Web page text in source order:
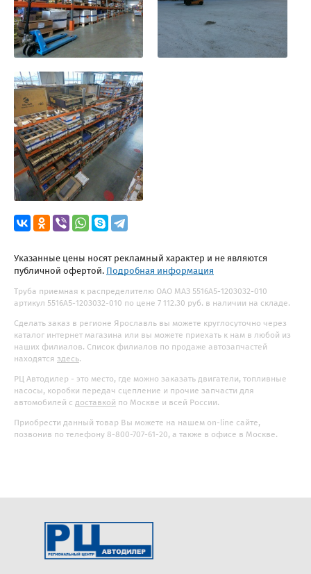
Указанные цены носят рекламный характер и не являются
публичной офертой. Подробная информация
Труба приемная к распределителю ОАО МАЗ 5516А5-1203032-010
артикул 5516А5-1203032-010 по цене 7 112.30 руб. в наличии на складе.
Сделать заказ в регионе Ярославль вы можете круглосуточно через
каталог интернет магазина или вы можете приехать к нам в любой из
наших филиалов. Список филиалов по продаже автозапчастей
находятся здесь.
РЦ Автодилер - это место, где можно заказать двигатели, топливные
насосы, коробки передач сцепление и прочие запчасти для
автомобилей с доставкой по Москве и всей России.
Приобрести данный товар Вы можете на нашем on-line сайте,
позвонив по телефону 8-800-707-61-20, а также в офисе в Москве.